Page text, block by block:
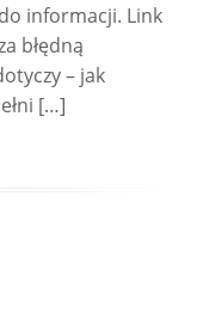
informacji. Link
błędną
– jak
[…]